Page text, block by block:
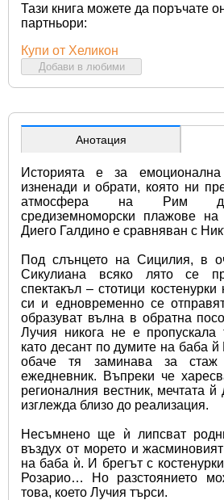
Тази книга можете да поръчате
партньори:
Купи от Хеликон
Добави в любими
Анотация
Историята е за
изненади и обрати, която ни
атмосфера на Рим до
средиземноморски плажове
Диего Галдино е сравняван с
Под слънцето на Сицилия, в
Сикулиана всяко лято се
спектакъл – стотици костенурки
си и едновременно се
образуват вълна в обратна
Лучия никога не е пропускала
като десант по думите на баба
обаче тя заминава за
ежедневник. Въпреки че
регионалния вестник, мечтата й
изглежда близо до реализация.
Несъмнено ще ѝ липсват
въздух от морето и
на баба ѝ. И брегът с
Розарио… Но разстоянието
това, което Лучия търси.